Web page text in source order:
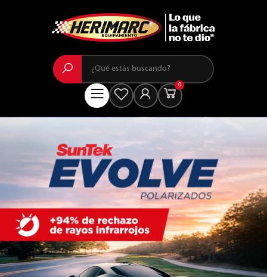
Buscar
Menú
0